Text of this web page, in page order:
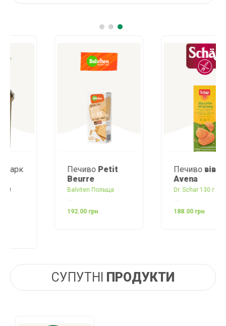
Печиво
Petit
Balviten Польща
вівсяне
Dr. Schar 130 г Італія
СУПУТНІ ПРОДУКТИ